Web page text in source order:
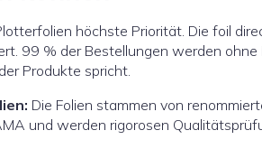
höchste Priorität. Die foil
99 % der Bestellungen werden
Produkte spricht.
Die Folien stammen von
und werden rigorosen